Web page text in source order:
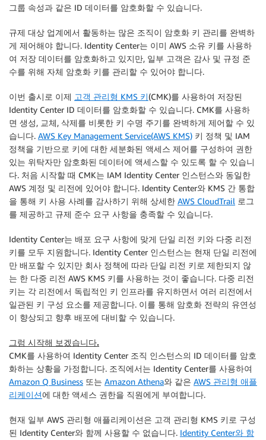
그룹 속성과 같은 ID 데이터를 암호화할 수 있습니다.
규제 대상 업계에서 활동하는 많은 조직이 암호화 키 관리를 완벽하
게 제어해야 합니다. Identity Center는 이미 AWS 소유 키를 사용하
여 저장 데이터를 암호화하고 있지만, 일부 고객은 감사 및 규정 준
수를 위해 자체 암호화 키를 관리할 수 있어야 합니다.
이번 출시로 이제 고객 관리형 KMS 키(CMK)를 사용하여 저장된
Identity Center ID 데이터를 암호화할 수 있습니다. CMK를 사용하
면 생성, 교체, 삭제를 비롯한 키 수명 주기를 완벽하게 제어할 수 있
습니다. AWS Key Management Service(AWS KMS) 키 정책 및 IAM
정책을 기반으로 키에 대한 세분화된 액세스 제어를 구성하여 권한
있는 위탁자만 암호화된 데이터에 액세스할 수 있도록 할 수 있습니
다. 처음 시작할 때 CMK는 IAM Identity Center 인스턴스와 동일한
AWS 계정 및 리전에 있어야 합니다. Identity Center와 KMS 간 통합
을 통해 키 사용 사례를 감사하기 위해 상세한 AWS CloudTrail 로그
를 제공하고 규제 준수 요구 사항을 충족할 수 있습니다.
Identity Center는 배포 요구 사항에 맞게 단일 리전 키와 다중 리전
키를 모두 지원합니다. Identity Center 인스턴스는 현재 단일 리전에
만 배포할 수 있지만 회사 정책에 따라 단일 리전 키로 제한되지 않
는 한 다중 리전 AWS KMS 키를 사용하는 것이 좋습니다. 다중 리전
키는 각 리전에서 독립적인 키 인프라를 유지하면서 여러 리전에서
일관된 키 구성 요소를 제공합니다. 이를 통해 암호화 전략의 유연성
이 향상되고 향후 배포에 대비할 수 있습니다.
그럼 시작해 보겠습니다.
CMK를 사용하여 Identity Center 조직 인스턴스의 ID 데이터를 암호
화하는 상황을 가정합니다. 조직에서는 Identity Center를 사용하여
Amazon Q Business 또는 Amazon Athena와 같은 AWS 관리형 애플
리케이션에 대한 액세스 권한을 직원에게 부여합니다.
현재 일부 AWS 관리형 애플리케이션은 고객 관리형 KMS 키로 구성
된 Identity Center와 함께 사용할 수 없습니다. Identity Center와 함